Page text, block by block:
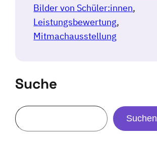
Bilder von Schüler:innen
Leistungsbewertung
Mitmachausstellung
Suche
Suchen